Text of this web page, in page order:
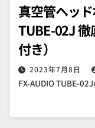
真空管ヘッ
TUBE-02J
付き）
2023年7月8日
FX-AUDIO TUBE-